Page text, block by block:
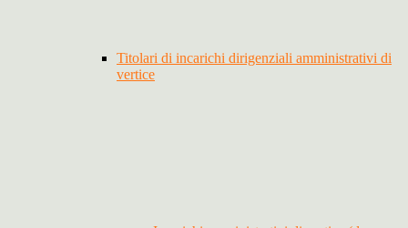
Titolari di incarichi dirigenziali amministrativi di
vertice